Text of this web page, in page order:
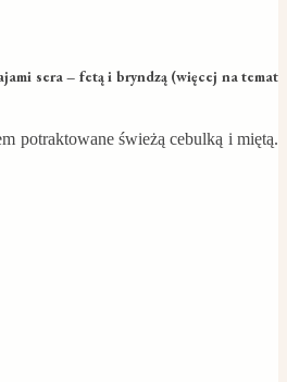
sera – fetą i bryndzą (więcej na temat
potraktowane świeżą cebulką i miętą.